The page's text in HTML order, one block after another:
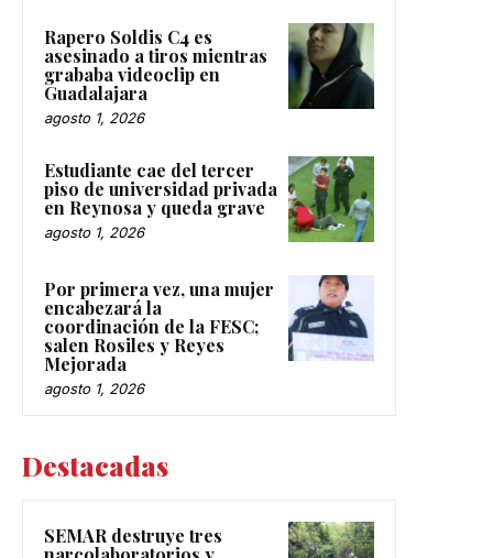
Rapero Soldis C4 es
asesinado a tiros mientras
grababa videoclip en
Guadalajara
agosto 1, 2026
Estudiante cae del tercer
piso de universidad privada
en Reynosa y queda grave
agosto 1, 2026
Por primera vez, una mujer
encabezará la
coordinación de la FESC;
salen Rosiles y Reyes
Mejorada
agosto 1, 2026
Destacadas
SEMAR destruye tres